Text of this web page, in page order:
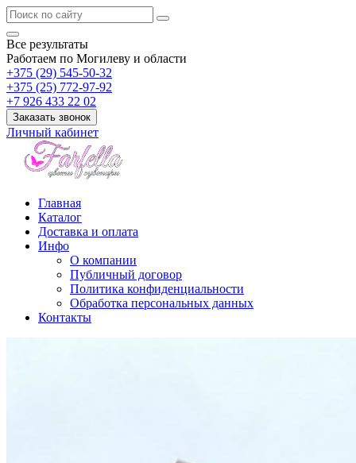
Все результаты
Работаем по Могилеву и области
+375 (29) 545-50-32
+375 (25) 772-97-92
+7 926 433 22 02
Заказать звонок
Личный кабинет
Главная
Каталог
Доставка и оплата
Инфо
О компании
Публичный договор
Политика конфиденциальности
Обработка персональных данных
Контакты